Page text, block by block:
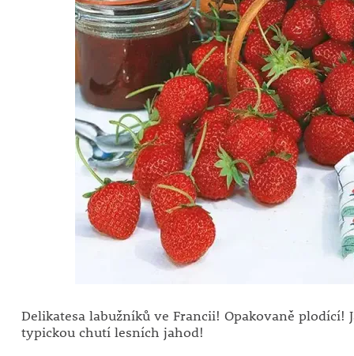
Delikatesa labužníků ve Francii! Opakovaně plodící!
typickou chutí lesních jahod!